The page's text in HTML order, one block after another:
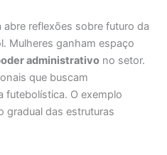
abre reflexões sobre futuro da
Mulheres ganham espaço
administrativo no setor.
que buscam
futebolística. O exemplo
gradual das estruturas